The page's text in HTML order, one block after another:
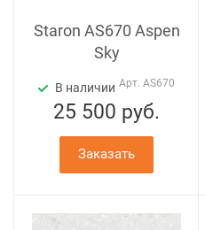
Staron AS670 Aspen
Sky
В наличии Арт. AS670
25 500 руб.
Заказать